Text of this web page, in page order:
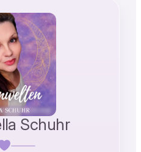
Schuhr